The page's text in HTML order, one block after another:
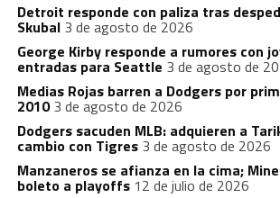
Detroit responde con paliza tras
Skubal 3 de agosto de 2026
George Kirby responde a rumores con
entradas para Seattle 3 de agosto de
Medias Rojas barren a Dodgers por
2010 3 de agosto de 2026
Dodgers sacuden MLB: adquieren a
cambio con Tigres 3 de agosto de 2026
Manzaneros se afianza en la cima;
boleto a playoffs 12 de julio de 2026